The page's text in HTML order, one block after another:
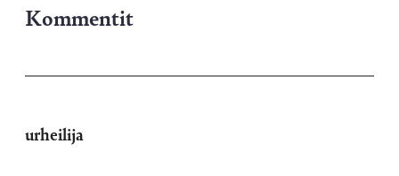
Kommentit
urheilija